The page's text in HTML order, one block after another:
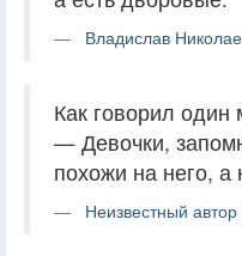
Владислав
Как говорил
— Девочки,
похожи на него, а
Неизвестный